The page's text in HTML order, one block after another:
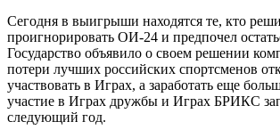
Сегодня в выигрыши находятся те, кто
проигнорировать ОИ-24 и предпочел
Государство объявило о своем решении
потери лучших российских спортсменов
участвовать в Играх, а заработать еще
участие в Играх дружбы и Играх БРИКС
следующий год.